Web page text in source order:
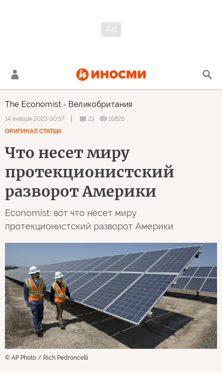
The Economist Великобритания
14 января 2023 00:57 21
16825
ОРИГИНАЛ СТАТЬИ
Что несет миру
протекционистский
разворот Америки
Economist: вот что несет миру
протекционистский разворот Америки
© AP Photo / Rich Pedroncelli